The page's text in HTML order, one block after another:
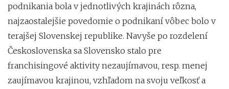
podnikania bola v jednotlivých krajinách rôzna,
najzaostalejšie povedomie o podnikaní vôbec bolo v
terajšej Slovenskej republike. Navyše po rozdelení
Československa sa Slovensko stalo pre
franchisingové aktivity nezaujímavou, resp. menej
zaujímavou krajinou, vzhľadom na svoju veľkosť a